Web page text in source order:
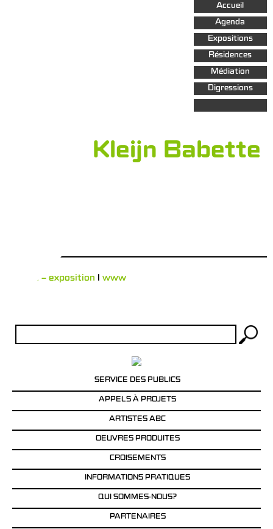
Aller au
contenu
principal
Accueil
Agenda
Expositions
Résidences
Médiation
Digressions
Kleijn Babette
Flumen – exposition l www
SERVICE DES PUBLICS
APPELS À PROJETS
ARTISTES ABC
OEUVRES PRODUITES
CROISEMENTS
INFORMATIONS PRATIQUES
QUI SOMMES-NOUS?
PARTENAIRES